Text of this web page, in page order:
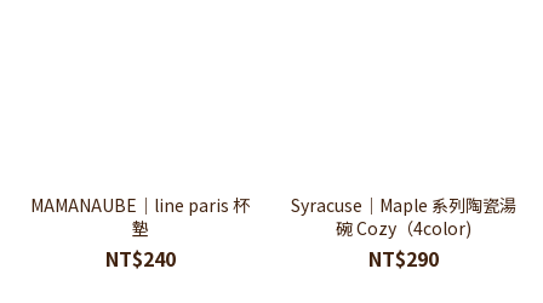
MAMANAUBE｜line paris 杯
墊
NT$240
Syracuse｜Maple 系列陶瓷湯
碗 Cozy（4color)
NT$290